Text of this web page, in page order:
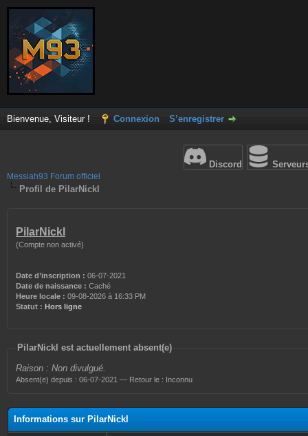
Bienvenue, Visiteur ! Connexion S’enregistrer
Discord
Messiah93 Forum officiel
Profil de PilarNickl
PilarNickl
(Compte non activé)
Date d’inscription : 06-07-2021
Date de naissance : Caché
Heure locale : 09-08-2026 à 16:33 PM
Statut : Hors ligne
PilarNickl est actuellement absent(e)
Raison : Non divulgué.
Absent(e) depuis : 06-07-2021 — Retour le : Inconnu
Informations sur PilarNickl